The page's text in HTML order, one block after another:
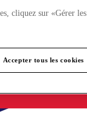
cliquez sur «Gérer les
Accepter tous les cookies